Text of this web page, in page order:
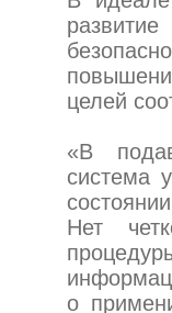
целей
«В
система
Нет
о